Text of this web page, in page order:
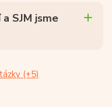
SJM jsme
Zobrazit všechny otázky (+5)